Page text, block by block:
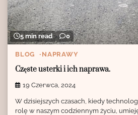
5 min read 0
BLOG NAPRAWY
Częste usterki i ich naprawa.
19 Czerwca, 2024
W dzisiejszych czasach, kiedy
rolę w naszym codziennym życiu,